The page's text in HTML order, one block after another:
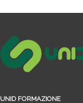
UNID FORMAZIONE